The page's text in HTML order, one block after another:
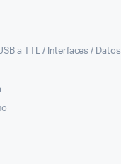
a TTL / Interfaces / Datos